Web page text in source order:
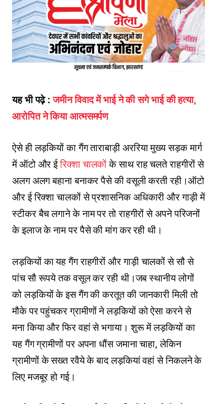
यह भी पढ़े :जमीन विवाद में भाई ने की सगे भाई की हत्या,
आरोपित ने किया आत्मसमर्पण
ऐसे ही लड़कियों का गैंग ताराबाड़ी अररिया मुख्य सड़क मार्ग
में ऑटो और ईरिक्शा चालकोंके साथ राह चलते राहगीरों से
अलग अलग बहाना बनाकर पैसे की वसूली करती रही।ऑटो
और ई रिक्शा चालकों से प्रशासनिक अधिकारी और गाड़ी में
स्टीकर बैच लगाने के नाम पर तो राहगीरों से अपने परिजनों
के इलाज के नाम पर पैसे की मांग कर रही थी।
लड़कियों का यह गैंग राहगीरों और गाड़ी चालकों से सौ से
पांच सौ रूपये तक वसूल कर रही थी।जब स्थानीय लोगों
को लड़कियों के इस गैंग की करतूत की जानकारी मिली तो
मौके पर पहुंचकर ग्रामीणों ने लड़कियों को ऐसा करने से
मना किया और फिर वहां से भगाया। शुरू में लड़कियों का
यह गैंग ग्रामीणों पर अपना धौंस जमाना चाहा, लेकिन
ग्रामीणों के सख्त रवैये के बाद लड़कियां वहां से निकलने के
लिए मजबूर हो गई।